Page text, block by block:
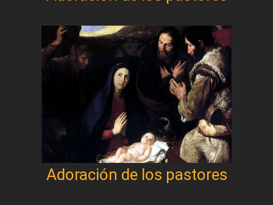
Adoración de los pastores